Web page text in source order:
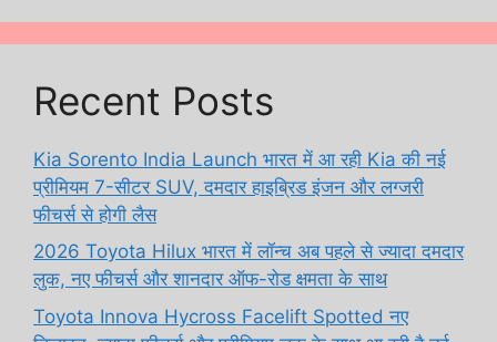
Recent Posts
Kia Sorento India Launch भारत में आ रही Kia की नई
प्रीमियम 7-सीटर SUV, दमदार हाइब्रिड इंजन और लग्जरी
फीचर्स से होगी लैस
2026 Toyota Hilux भारत में लॉन्च अब पहले से ज्यादा दमदार
लुक, नए फीचर्स और शानदार ऑफ-रोड क्षमता के साथ
Toyota Innova Hycross Facelift Spotted नए